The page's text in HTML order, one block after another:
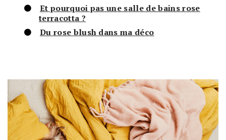
Et pourquoi pas une salle de bains rose
terracotta ?
Du rose blush dans ma déco